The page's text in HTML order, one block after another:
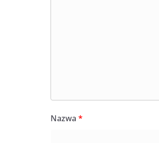
Nazwa *